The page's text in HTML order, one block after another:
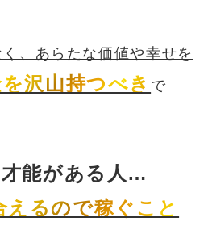
、あらたな価値や幸せを
沢山持つべき で
能がある人…
るので稼ぐこと